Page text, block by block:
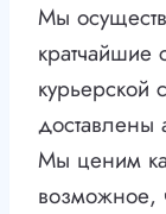
Мы
кратчайшие
курьерской
доставлены
Мы ценим
возможное,